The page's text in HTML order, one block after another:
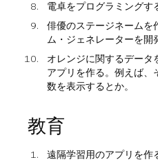
電卓をプログラミングす
俳優のステージネームを
ム・ジェネレーターを開
オレンジに関するデータ
アプリを作る。例えば、
数を表示するとか。
教育
遠隔学習用のアプリを作